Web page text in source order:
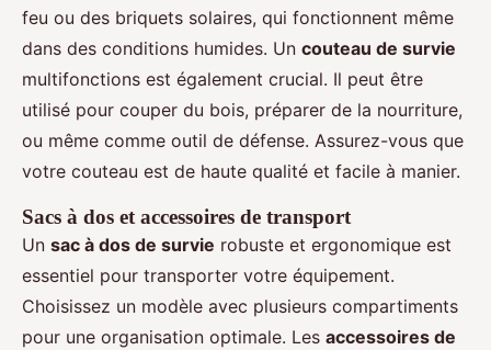
feu ou des briquets solaires, qui fonctionnent même
dans des conditions humides. Un couteau de survie
multifonctions est également crucial. Il peut être
utilisé pour couper du bois, préparer de la nourriture,
ou même comme outil de défense. Assurez-vous que
votre couteau est de haute qualité et facile à manier.
Sacs à dos et accessoires de transport
Un sac à dos de survie robuste et ergonomique est
essentiel pour transporter votre équipement.
Choisissez un modèle avec plusieurs compartiments
pour une organisation optimale. Les accessoires de